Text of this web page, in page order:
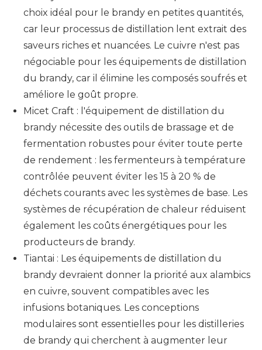
choix idéal pour le brandy en petites quantités,
car leur processus de distillation lent extrait des
saveurs riches et nuancées. Le cuivre n'est pas
négociable pour les équipements de distillation
du brandy, car il élimine les composés soufrés et
améliore le goût propre.
Micet Craft : l'équipement de distillation du
brandy nécessite des outils de brassage et de
fermentation robustes pour éviter toute perte
de rendement : les fermenteurs à température
contrôlée peuvent éviter les 15 à 20 % de
déchets courants avec les systèmes de base. Les
systèmes de récupération de chaleur réduisent
également les coûts énergétiques pour les
producteurs de brandy.
Tiantai : Les équipements de distillation du
brandy devraient donner la priorité aux alambics
en cuivre, souvent compatibles avec les
infusions botaniques. Les conceptions
modulaires sont essentielles pour les distilleries
de brandy qui cherchent à augmenter leur